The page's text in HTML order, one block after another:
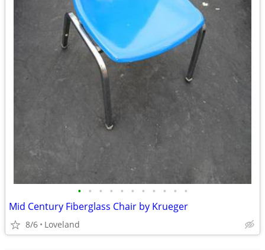
• • • • • • • • • • •
Mid Century Fiberglass Chair by Krueger
8/6 Loveland